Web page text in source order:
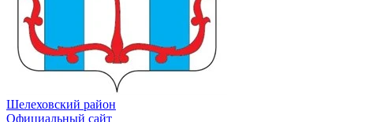
Шелеховский район
Официальный сайт